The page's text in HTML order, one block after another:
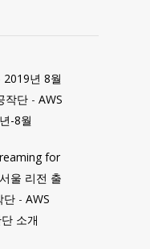
2019년 8월
작단 - AWS
-8월
for
울 리전 출
단 - AWS
소개